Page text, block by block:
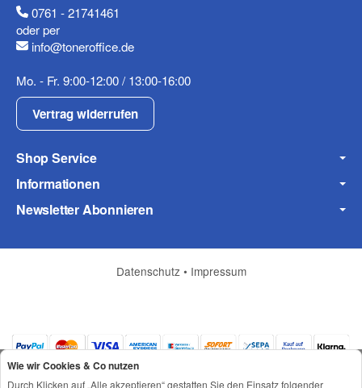
Frage zum Artikel
Ihre Frage
0761 - 21741461
oder per
info@toneroffice.de
Mo. - Fr. 9:00-12:00 / 13:00-16:00
Vertrag widerrufen
Shop Service
Informationen
Newsletter Abonnieren
Datenschutz • Impressum
Wie wir Cookies & Co nutzen
Durch Klicken auf „Alle akzeptieren“ gestatten Sie den Einsatz folgender